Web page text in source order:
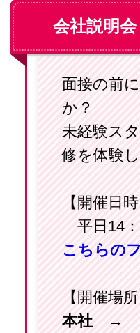
会社説明
面接の前
か？
未経験ス
修を体験
【開催日時
平日14
こちらの
【開催場所
本社 →